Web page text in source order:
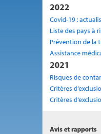
2022
Covid-19 :
Liste des pays à
Prévention de la
Assistance
2021
Risques de
Critères
Critères
Avis et rapports